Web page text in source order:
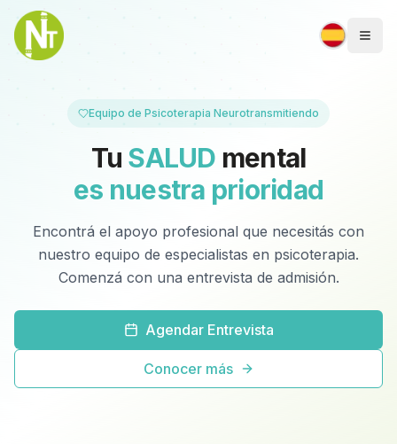
Equipo de Psicoterapia Neurotransmitiendo
Tu SALUD mental
es nuestra prioridad
Encontrá el apoyo profesional que necesitás con
nuestro equipo de especialistas en psicoterapia.
Comenzá con una entrevista de admisión.
Agendar Entrevista
Conocer más